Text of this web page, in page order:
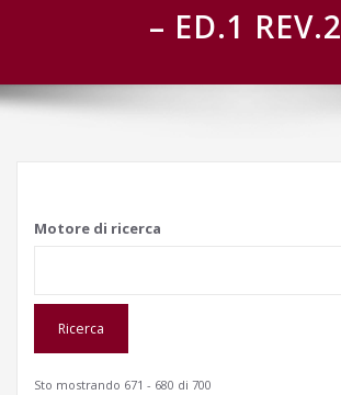
– ED.1 REV.2
Motore di ricerca
Sto mostrando 671 - 680 di 700